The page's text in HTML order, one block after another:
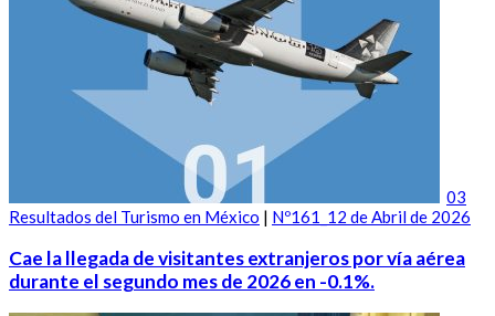
03
Resultados del Turismo en México | Nº161_12 de Abril de 2026
Cae la llegada de visitantes extranjeros por vía aérea
durante el segundo mes de 2026 en -0.1%.